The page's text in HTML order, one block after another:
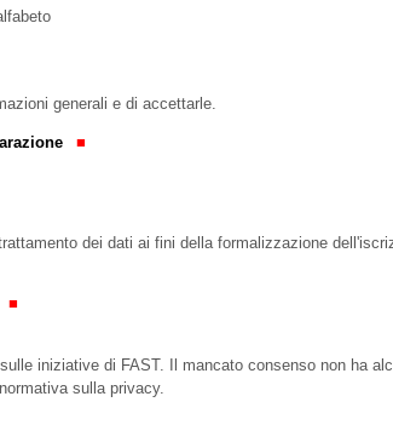
generali e di accettarle.
dei dati ai fini della formalizzazione
iniziative di FAST. Il mancato consenso non ha
sulla privacy.